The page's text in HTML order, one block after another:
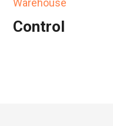
Warehouse
Control